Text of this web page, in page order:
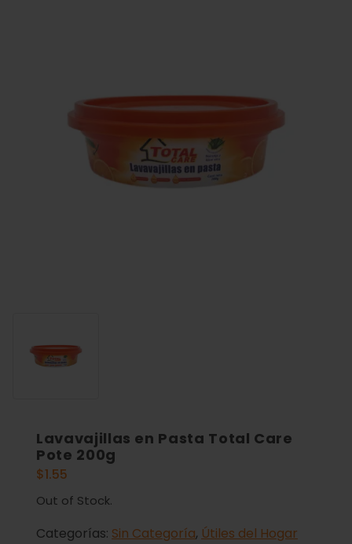
Lavavajillas en Pasta Total Care
Pote 200g
$1.55
Out of Stock.
Categorías: Sin Categoría, Útiles del Hogar